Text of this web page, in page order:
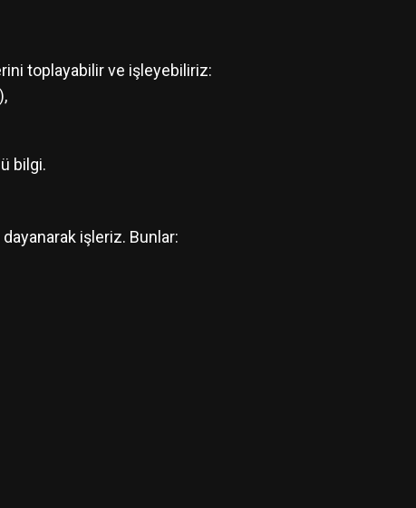
toplayabilir ve işleyebiliriz:
bilgi.
işleriz. Bunlar: